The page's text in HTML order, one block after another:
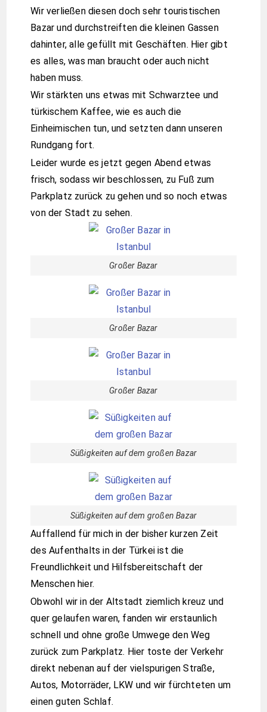
Wir verließen diesen doch sehr touristischen
Bazar und durchstreiften die kleinen Gassen
dahinter, alle gefüllt mit Geschäften. Hier gibt
es alles, was man braucht oder auch nicht
haben muss.
Wir stärkten uns etwas mit Schwarztee und
türkischem Kaffee, wie es auch die
Einheimischen tun, und setzten dann unseren
Rundgang fort.
Leider wurde es jetzt gegen Abend etwas
frisch, sodass wir beschlossen, zu Fuß zum
Parkplatz zurück zu gehen und so noch etwas
von der Stadt zu sehen.
Großer Bazar
Großer Bazar
Großer Bazar
Süßigkeiten auf dem großen Bazar
Süßigkeiten auf dem großen Bazar
Auffallend für mich in der bisher kurzen Zeit
des Aufenthalts in der Türkei ist die
Freundlichkeit und Hilfsbereitschaft der
Menschen hier.
Obwohl wir in der Altstadt ziemlich kreuz und
quer gelaufen waren, fanden wir erstaunlich
schnell und ohne große Umwege den Weg
zurück zum Parkplatz. Hier toste der Verkehr
direkt nebenan auf der vielspurigen Straße,
Autos, Motorräder, LKW und wir fürchteten um
einen guten Schlaf.